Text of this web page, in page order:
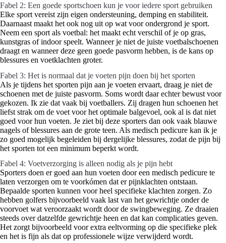
Fabel 2: Een goede sportschoen kun je voor iedere sport gebruiken
Elke sport vereist zijn eigen ondersteuning, demping en stabiliteit.
Daarnaast maakt het ook nog uit op wat voor ondergrond je sport.
Neem een sport als voetbal: het maakt echt verschil of je op gras,
kunstgras of indoor speelt. Wanneer je niet de juiste voetbalschoenen
draagt en wanneer deze geen goede pasvorm hebben, is de kans op
blessures en voetklachten groter.
Fabel 3: Het is normaal dat je voeten pijn doen bij het sporten
Als je tijdens het sporten pijn aan je voeten ervaart, draag je niet de
schoenen met de juiste pasvorm. Soms wordt daar echter bewust voor
gekozen. Ik zie dat vaak bij voetballers. Zij dragen hun schoenen het
liefst strak om de voet voor het optimale balgevoel, ook al is dat niet
goed voor hun voeten. Je ziet bij deze sporters dan ook vaak blauwe
nagels of blessures aan de grote teen. Als medisch pedicure kan ik je
zo goed mogelijk begeleiden bij dergelijke blessures, zodat de pijn bij
het sporten tot een minimum beperkt wordt.
Fabel 4: Voetverzorging is alleen nodig als je pijn hebt
Sporters doen er goed aan hun voeten door een medisch pedicure te
laten verzorgen om te voorkómen dat er pijnklachten ontstaan.
Bepaalde sporten kunnen voor heel specifieke klachten zorgen. Zo
hebben golfers bijvoorbeeld vaak last van het gewrichtje onder de
voorvoet wat veroorzaakt wordt door de swingbeweging. Ze draaien
steeds over datzelfde gewrichtje heen en dat kan complicaties geven.
Het zorgt bijvoorbeeld voor extra eeltvorming op die specifieke plek
en het is fijn als dat op professionele wijze verwijderd wordt.